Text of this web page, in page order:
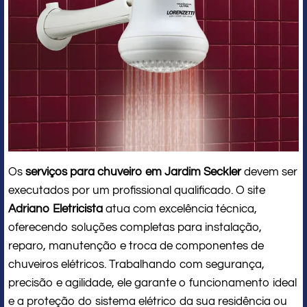
Os serviços para chuveiro em Jardim Secklerdevem ser
executados por um profissional qualificado. O site
Adriano Eletricista atua com excelência técnica,
oferecendo soluções completas para instalação,
reparo, manutenção e troca de componentes de
chuveiros elétricos. Trabalhando com segurança,
precisão e agilidade, ele garante o funcionamento ideal
e a proteção do sistema elétrico da sua residência ou